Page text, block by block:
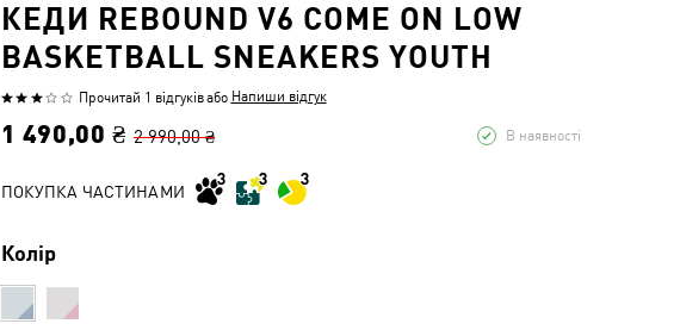
КЕДИ REBOUND V6 COME ON LOW
BASKETBALL SNEAKERS YOUTH
Оцінено
з
Прочитай 1 відгуківабо Напиши відгук
1 490,00 ₴ 2 990,00 ₴ В наявності
ПОКУПКА ЧАСТИНАМИ
Колір